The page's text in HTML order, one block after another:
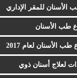
الأسنان للمقر الإداري
طب الأسنان
الأسنان لعام 2017
لعلاج أسنان ذوي